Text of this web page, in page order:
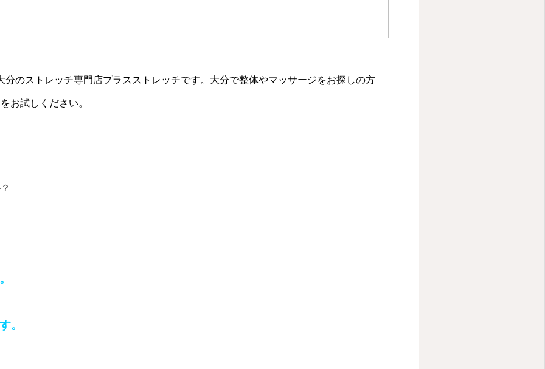
のストレッチ専門店プラスストレッチです。大分で整体やマッサージをお探しの方
お試しください。
。